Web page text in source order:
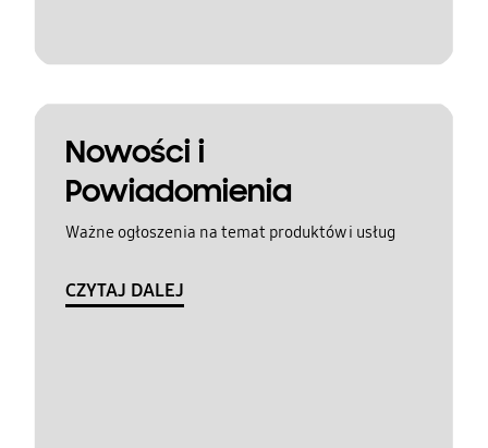
Nowości i
Powiadomienia
Ważne ogłoszenia na temat produktów i usług
CZYTAJ DALEJ